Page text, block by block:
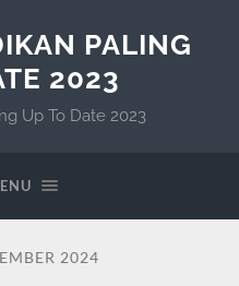
PALING
2023
Up To Date 2023
2024